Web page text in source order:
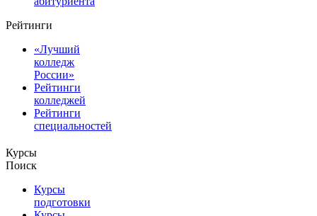
Рейтинги
«Лучший
колледж
России»
Рейтинги
колледжей
Рейтинги
специальностей
Курсы
Поиск
Курсы
подготовки